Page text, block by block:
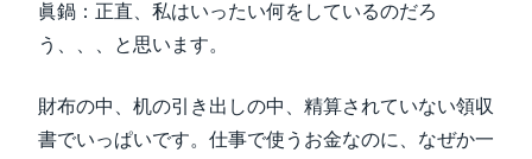
眞鍋：正直、私はいったい何をしているのだろ
う、、、と思います。
財布の中、机の引き出しの中、精算されていない領収
書でいっぱいです。仕事で使うお金なのに、なぜか一